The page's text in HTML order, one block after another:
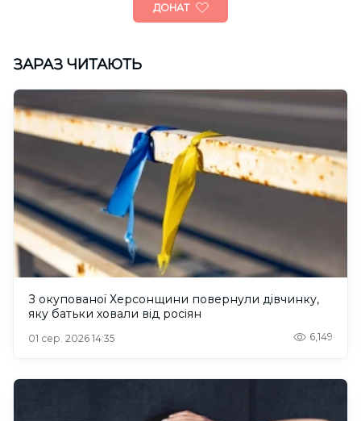
ДОНАТ
ЗАРАЗ ЧИТАЮТЬ
З окупованої Херсонщини повернули дівчинку,
яку батьки ховали від росіян
01 сер. 2026 14:35 6,149